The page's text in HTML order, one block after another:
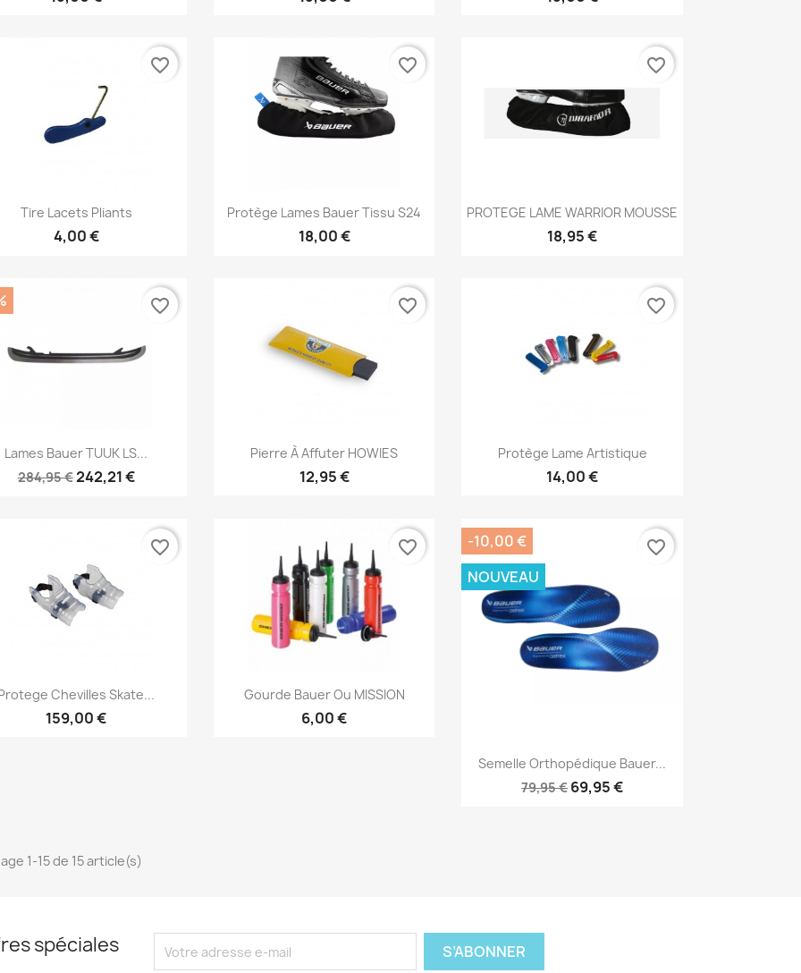
Aperçu rapide
Tire Lacets Pliants
4,00 €
favorite_border
 Aperçu rapide
Protège Lames Bauer Tissu S24
18,00 €
favorite_border
 Aperçu rapide
PROTEGE LAME WARRIOR MOUSSE
18,95 €
favorite_border
Aperçu rapide
Lames Bauer TUUK LS...
284,95 €242,21 €
favorite_border
Aperçu rapide
Pierre À Affuter HOWIES
12,95 €
favorite_border
Aperçu rapide
Protège Lame Artistique
14,00 €
favorite_border
Aperçu rapide
Chevilles Skate...
159,00 €
favorite_border
Aperçu rapide
Gourde Bauer Ou MISSION
6,00 €
favorite_border
Aperçu rapide
Semelle Orthopédique Bauer...
79,95 €69,95 €
-10,00 €
NOUVEAU
favorite_border
1-15 de 15 article(s)
spéciales